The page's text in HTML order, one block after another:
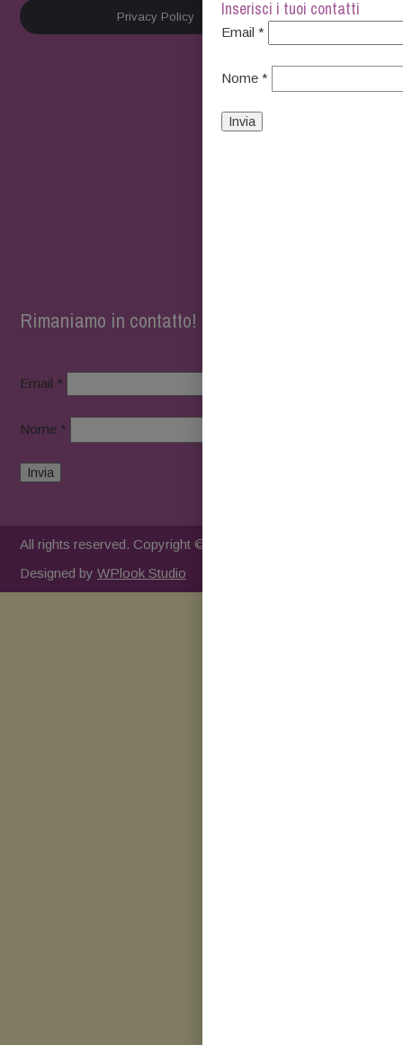
Privacy Policy
Rimaniamo in contatto!
Email *
Nome *
All rights reserved. Copyright © 2023 Alessandra Zifatini
Designed byWPlook Studio
Inserisci i tuoi contatti
Email *
Nome *